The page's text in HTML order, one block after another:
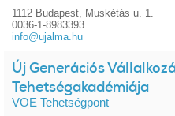
1112 Budapest, Muskétás u. 1.
0036-1-8983393
info@ujalma.hu
Új Generációs
Tehetségakadémiája
VOE Tehetségpont